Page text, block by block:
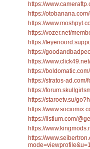
https://
https://
https://
https://vozer.net/
https://
https://
https://
https://
https://stratos-
https://
https://staroetv.su/
https://
https://listium.com/
https://
https://